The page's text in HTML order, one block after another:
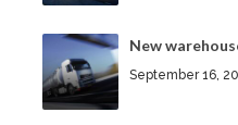
New
September 16,